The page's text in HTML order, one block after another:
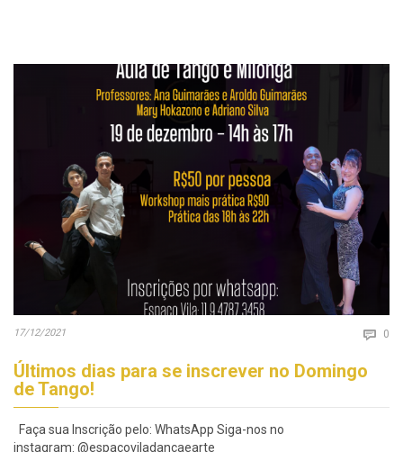
17/12/2021  0
Últimos dias para se inscrever no Domingo
de Tango!
Faça sua Inscrição pelo: WhatsApp Siga-nos no
instagram: @espacoviladancaearte